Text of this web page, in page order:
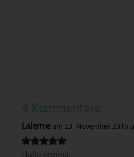
4 Kommentare
Lalemie am 23. November 2016
Hallo Annina,